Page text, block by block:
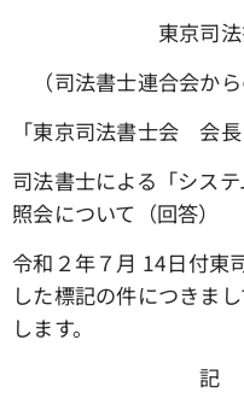
東京司法書士
（司法書士連合会から
「東京司法書士会 会
司法書士による「シス
照会について（回答）
令和２年７月 14日付東
した標記の件につきま
します。
記